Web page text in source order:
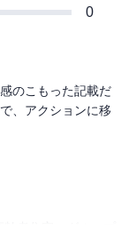
0
のこもった記載だ
、アクションに移